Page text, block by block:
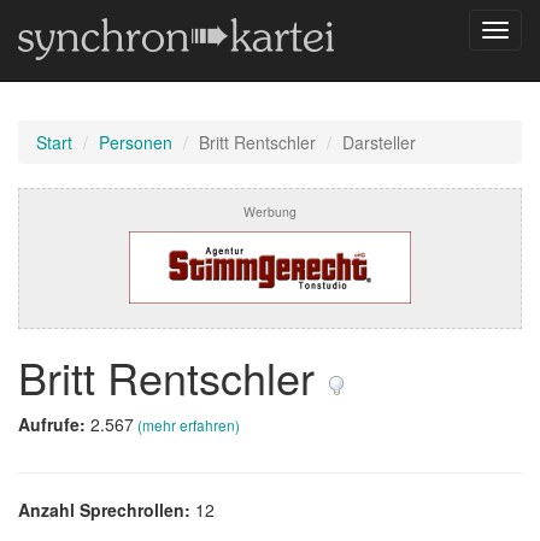
Start Personen Britt Rentschler Darsteller
Werbung
Britt Rentschler
Aufrufe: 2.567(mehr erfahren)
Anzahl Sprechrollen: 12